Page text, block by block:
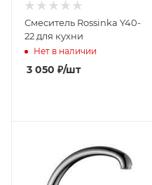
Смеситель Rossinka Y40-
22 для кухни
Нет в наличии
3 050 ₽/шт